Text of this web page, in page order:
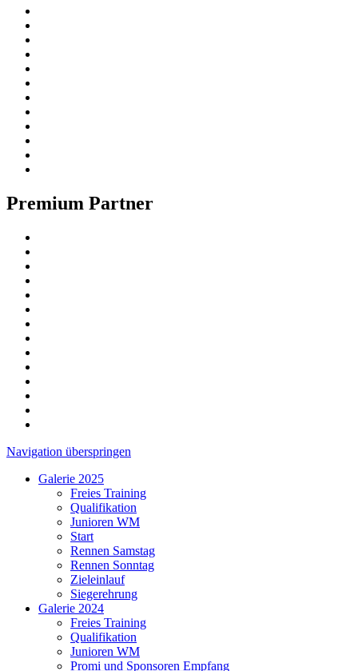
Premium Partner
Navigation überspringen
Galerie 2025
Freies Training
Qualifikation
Junioren WM
Start
Rennen Samstag
Rennen Sonntag
Zieleinlauf
Siegerehrung
Galerie 2024
Freies Training
Qualifikation
Junioren WM
Promi und Sponsoren Empfang